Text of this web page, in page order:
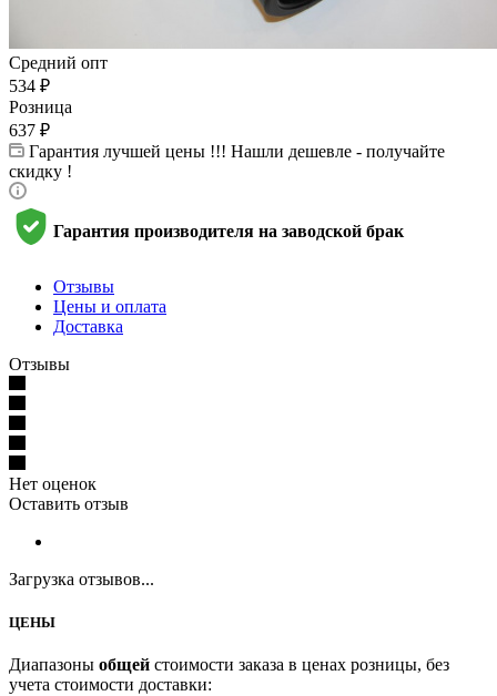
Средний опт
534 ₽
Розница
637 ₽
Гарантия лучшей цены !!! Нашли дешевле - получайте
скидку !
Гарантия производителя на заводской брак
Отзывы
Цены и оплата
Доставка
Отзывы
Нет оценок
Оставить отзыв
Загрузка отзывов...
ЦЕНЫ
Диапазоны общей стоимости заказа в ценах розницы, без
учета стоимости доставки: